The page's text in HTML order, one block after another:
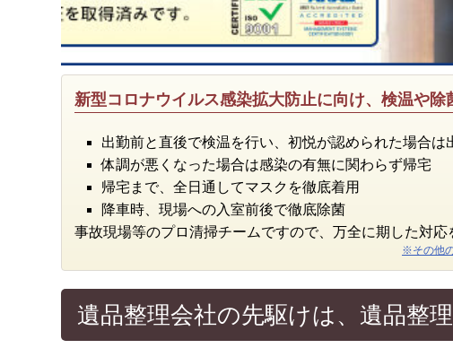
新型コロナウイルス感染拡大防止に向け、検温や除
出勤前と直後で検温を行い、初悦が認められた場合は
体調が悪くなった場合は感染の有無に関わらず帰宅
帰宅まで、全日通してマスクを徹底着用
降車時、現場への入室前後で徹底除菌
事故現場等のプロ清掃チームですので、万全に期した対応
※その他
遺品整理会社の先駆けは、遺品整